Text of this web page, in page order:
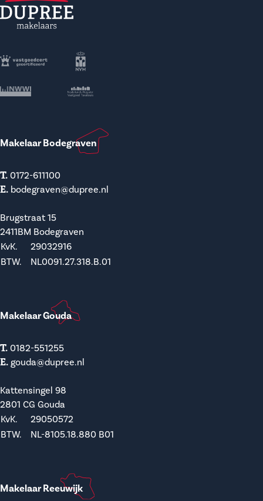
Makelaar Bodegraven
T. 0172-611100
E. bodegraven@dupree.nl
Brugstraat 15
2411BM Bodegraven
KvK.
29032916
BTW.
NL0091.27.318.B.01
Makelaar Gouda
T. 0182-551255
E. gouda@dupree.nl
Kattensingel 98
2801 CG Gouda
KvK.
29050572
BTW.
NL-8105.18.880 B01
Makelaar Reeuwijk